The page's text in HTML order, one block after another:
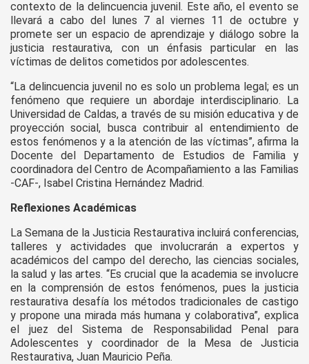
contexto de la delincuencia juvenil. Este año, el evento se
llevará a cabo del lunes 7 al viernes 11 de octubre y
promete ser un espacio de aprendizaje y diálogo sobre la
justicia restaurativa, con un énfasis particular en las
víctimas de delitos cometidos por adolescentes.
“La delincuencia juvenil no es solo un problema legal; es un
fenómeno que requiere un abordaje interdisciplinario. La
Universidad de Caldas, a través de su misión educativa y de
proyección social, busca contribuir al entendimiento de
estos fenómenos y a la atención de las víctimas”, afirma la
Docente del Departamento de Estudios de Familia y
coordinadora del Centro de Acompañamiento a las Familias
-CAF-, Isabel Cristina Hernández Madrid.
Reflexiones Académicas
La Semana de la Justicia Restaurativa incluirá conferencias,
talleres y actividades que involucrarán a expertos y
académicos del campo del derecho, las ciencias sociales,
la salud y las artes. “Es crucial que la academia se involucre
en la comprensión de estos fenómenos, pues la justicia
restaurativa desafía los métodos tradicionales de castigo
y propone una mirada más humana y colaborativa”, explica
el juez del Sistema de Responsabilidad Penal para
Adolescentes y coordinador de la Mesa de Justicia
Restaurativa, Juan Mauricio Peña.